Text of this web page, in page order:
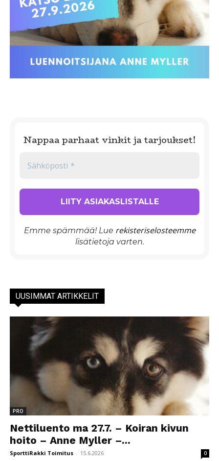
Nappaa parhaat vinkit ja tarjoukset!
Emme spämmää! Lue rekisteriselosteemme
lisätietoja varten.
UUSIMMAT ARTIKKELIT
PRO
Nettiluento ma 27.7. – Koiran kivun
hoito – Anne Myller –...
SporttiRakki Toimitus - 15.6.2026 0